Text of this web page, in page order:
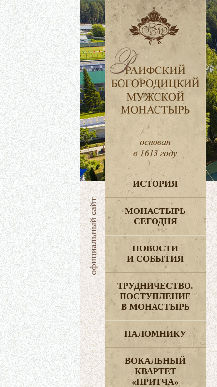
ИСТОРИЯ
МОНАСТЫРЬ
СЕГОДНЯ
НОВОСТИ
И СОБЫТИЯ
ТРУДНИЧЕСТВО.
ПОСТУПЛЕНИЕ
В МОНАСТЫРЬ
ПАЛОМНИКУ
ВОКАЛЬНЫЙ
КВАРТЕТ
«ПРИТЧА»